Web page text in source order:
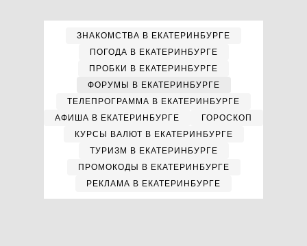
ЗНАКОМСТВА В ЕКАТЕРИНБУРГЕ
ПОГОДА В ЕКАТЕРИНБУРГЕ
ПРОБКИ В ЕКАТЕРИНБУРГЕ
ФОРУМЫ В ЕКАТЕРИНБУРГЕ
ТЕЛЕПРОГРАММА В ЕКАТЕРИНБУРГЕ
АФИША В ЕКАТЕРИНБУРГЕ
ГОРОСКОП
КУРСЫ ВАЛЮТ В ЕКАТЕРИНБУРГЕ
ТУРИЗМ В ЕКАТЕРИНБУРГЕ
ПРОМОКОДЫ В ЕКАТЕРИНБУРГЕ
РЕКЛАМА В ЕКАТЕРИНБУРГЕ